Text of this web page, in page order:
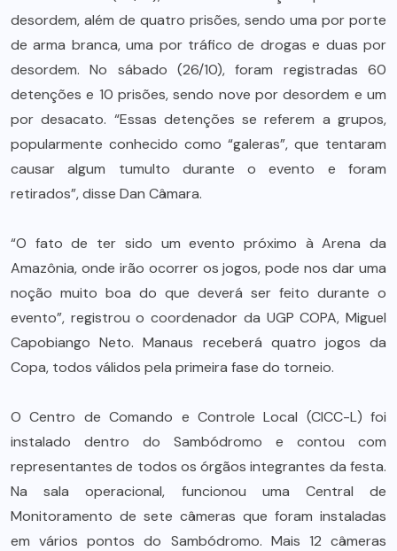
desordem, além de quatro prisões, sendo uma por porte
de arma branca, uma por tráfico de drogas e duas por
desordem. No sábado (26/10), foram registradas 60
detenções e 10 prisões, sendo nove por desordem e um
por desacato. “Essas detenções se referem a grupos,
popularmente conhecido como “galeras”, que tentaram
causar algum tumulto durante o evento e foram
retirados”, disse Dan Câmara.
“O fato de ter sido um evento próximo à Arena da
Amazônia, onde irão ocorrer os jogos, pode nos dar uma
noção muito boa do que deverá ser feito durante o
evento”, registrou o coordenador da UGP COPA, Miguel
Capobiango Neto. Manaus receberá quatro jogos da
Copa, todos válidos pela primeira fase do torneio.
O Centro de Comando e Controle Local (CICC-L) foi
instalado dentro do Sambódromo e contou com
representantes de todos os órgãos integrantes da festa.
Na sala operacional, funcionou uma Central de
Monitoramento de sete câmeras que foram instaladas
em vários pontos do Sambódromo. Mais 12 câmeras